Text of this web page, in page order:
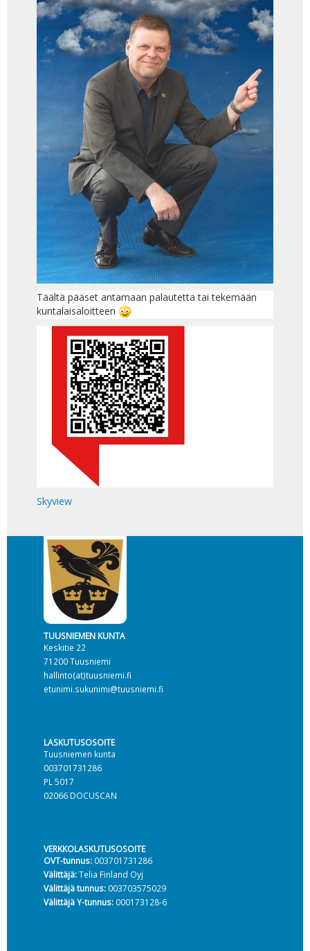
Täältä pääset antamaan palautetta tai tekemään
kuntalaisaloitteen
Skyview
TUUSNIEMEN KUNTA
Keskitie 22
71200 Tuusniemi
hallinto(at)tuusniemi.fi
etunimi.sukunimi@tuusniemi.fi
LASKUTUSOSOITE
Tuusniemen kunta
003701731286
PL 5017
02066 DOCUSCAN
VERKKOLASKUTUSOSOITE
OVT-tunnus:003701731286
Välittäjä:Telia Finland Oyj
Välittäjä tunnus:003703575029
Välittäjä Y-tunnus:000173128-6